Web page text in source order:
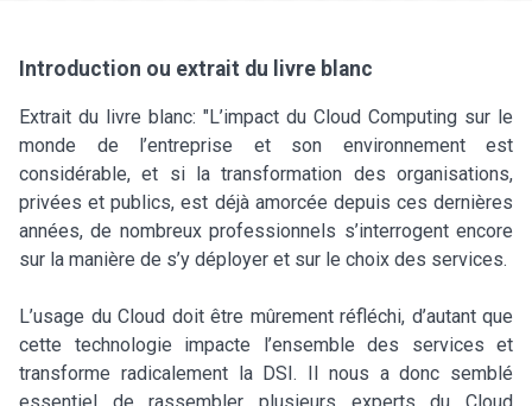
Introduction ou extrait du livre blanc
Extrait du livre blanc: "L’impact du Cloud Computing sur le
monde de l’entreprise et son environnement est
considérable, et si la transformation des organisations,
privées et publics, est déjà amorcée depuis ces dernières
années, de nombreux professionnels s’interrogent encore
sur la manière de s’y déployer et sur le choix des services.
L’usage du Cloud doit être mûrement réfléchi, d’autant que
cette technologie impacte l’ensemble des services et
transforme radicalement la DSI. Il nous a donc semblé